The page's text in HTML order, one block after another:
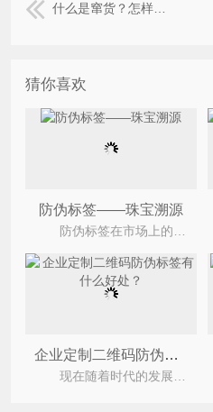
什么是窜货？怎样防窜货？
猜你喜欢
防伪标签——珠宝溯源
企业定制二维码防伪标签有什么好处？